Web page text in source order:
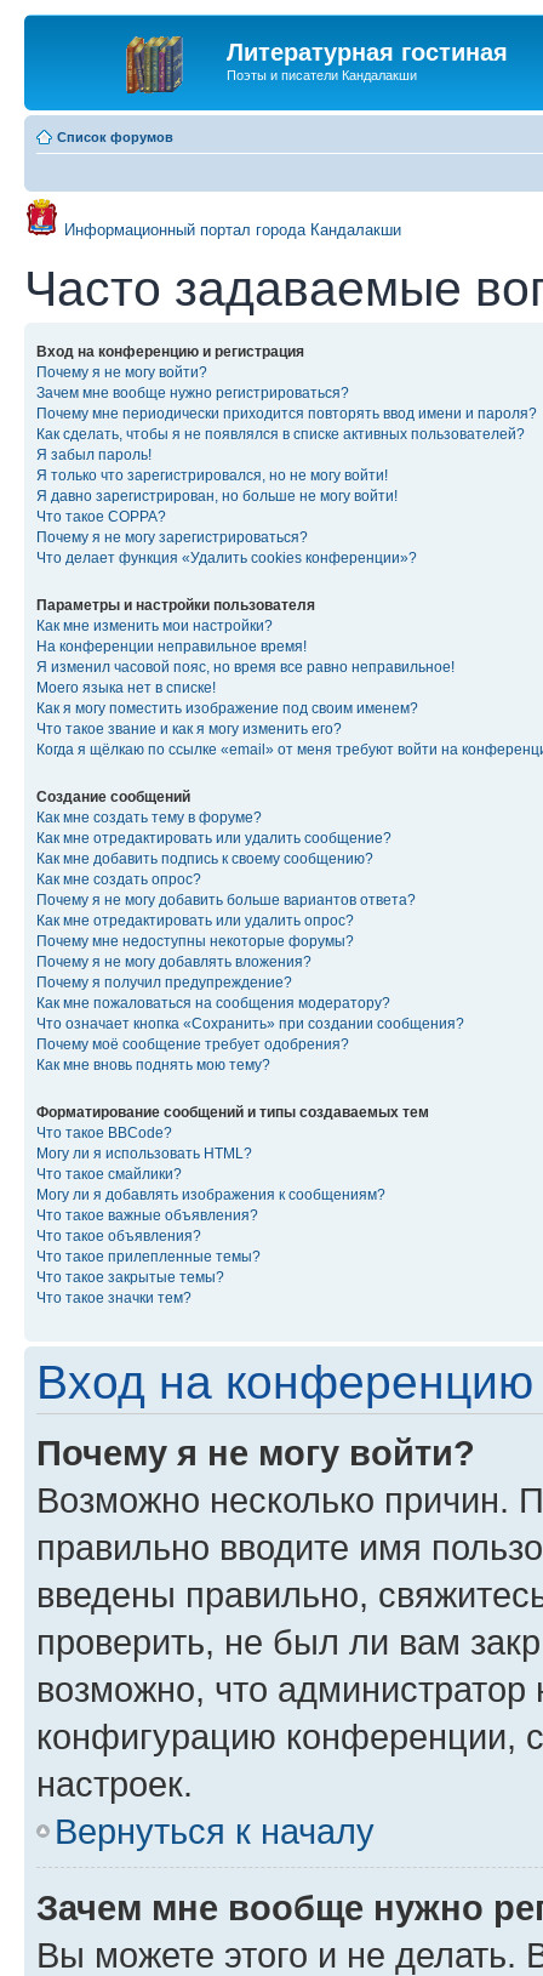
Литературная гостиная
Поэты и писатели Кандалакши
Список форумов
Информационный портал города Кандалакши
Часто задаваемые
Вход на конференцию и регистрация
Почему я не могу войти?
Зачем мне вообще нужно регистрироваться?
Почему мне периодически приходится повторять ввод имени и пароля?
Как сделать, чтобы я не появлялся в списке активных пользователей?
Я забыл пароль!
Я только что зарегистрировался, но не могу войти!
Я давно зарегистрирован, но больше не могу войти!
Что такое COPPA?
Почему я не могу зарегистрироваться?
Что делает функция «Удалить cookies конференции»?
Параметры и настройки пользователя
Как мне изменить мои настройки?
На конференции неправильное время!
Я изменил часовой пояс, но время все равно неправильное!
Моего языка нет в списке!
Как я могу поместить изображение под своим именем?
Что такое звание и как я могу изменить его?
Когда я щёлкаю по ссылке «email» от меня требуют войти на
Создание сообщений
Как мне создать тему в форуме?
Как мне отредактировать или удалить сообщение?
Как мне добавить подпись к своему сообщению?
Как мне создать опрос?
Почему я не могу добавить больше вариантов ответа?
Как мне отредактировать или удалить опрос?
Почему мне недоступны некоторые форумы?
Почему я не могу добавлять вложения?
Почему я получил предупреждение?
Как мне пожаловаться на сообщения модератору?
Что означает кнопка «Сохранить» при создании сообщения?
Почему моё сообщение требует одобрения?
Как мне вновь поднять мою тему?
Форматирование сообщений и типы создаваемых тем
Что такое BBCode?
Могу ли я использовать HTML?
Что такое смайлики?
Могу ли я добавлять изображения к сообщениям?
Что такое важные объявления?
Что такое объявления?
Что такое прилепленные темы?
Что такое закрытые темы?
Что такое значки тем?
Вход на конференцию
Почему я не могу войти?
Возможно несколько причин.
правильно вводите имя
введены правильно,
проверить, не был ли вам
возможно, что администратор
конфигурацию конференции,
настроек.
Вернуться к началу
Зачем мне вообще нужно
Вы можете этого и не делать.